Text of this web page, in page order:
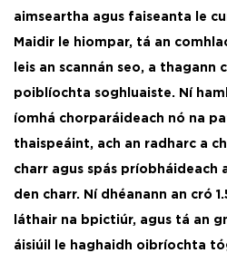
aimseartha agus faiseanta le
Maidir le hiompar, tá an
leis an scannán seo, a
poiblíochta soghluaiste. Ní
íomhá chorparáideach nó na
thaispeáint, ach an radharc a
charr agus spás príobháideach
den charr. Ní dhéanann an cró
láthair na bpictiúr, agus tá an
áisiúil le haghaidh oibríochta